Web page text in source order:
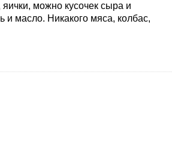
яички, можно кусочек сыра и
и масло. Никакого мяса, колбас,